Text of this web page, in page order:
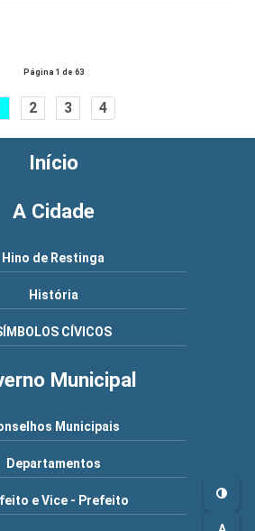
Página 1 de 63
2 3 4
Início
A Cidade
Hino de Restinga
História
CÍVICOS
Municipal
Municipais
Departamentos
e Vice - Prefeito